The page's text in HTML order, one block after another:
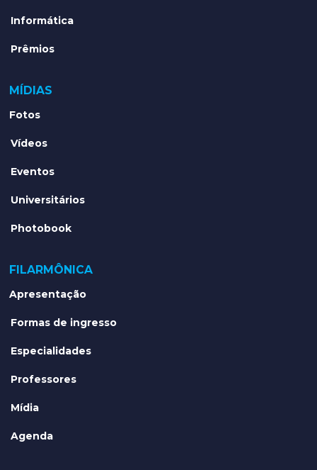
Informática
Prêmios
MÍDIAS
Fotos
Vídeos
Eventos
Universitários
Photobook
FILARMÔNICA
Apresentação
Formas de ingresso
Especialidades
Professores
Mídia
Agenda